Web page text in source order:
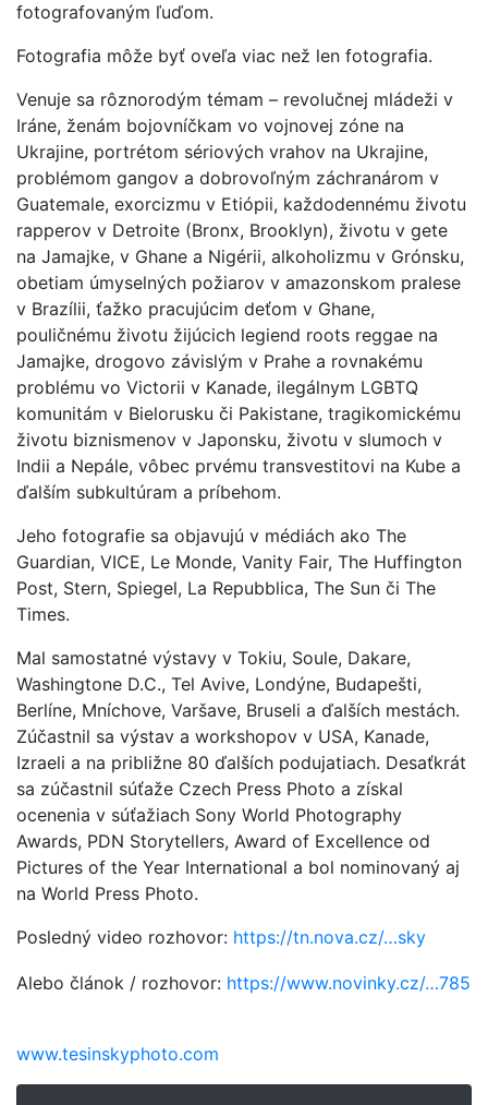
fotografovaným ľuďom.
Fotografia môže byť oveľa viac než len fotografia.
Venuje sa rôznorodým témam – revolučnej mládeži v
Iráne, ženám bojovníčkam vo vojnovej zóne na
Ukrajine, portrétom sériových vrahov na Ukrajine,
problémom gangov a dobrovoľným záchranárom v
Guatemale, exorcizmu v Etiópii, každodennému životu
rapperov v Detroite (Bronx, Brooklyn), životu v gete
na Jamajke, v Ghane a Nigérii, alkoholizmu v Grónsku,
obetiam úmyselných požiarov v amazonskom pralese
v Brazílii, ťažko pracujúcim deťom v Ghane,
pouličnému životu žijúcich legiend roots reggae na
Jamajke, drogovo závislým v Prahe a rovnakému
problému vo Victorii v Kanade, ilegálnym LGBTQ
komunitám v Bielorusku či Pakistane, tragikomickému
životu biznismenov v Japonsku, životu v slumoch v
Indii a Nepále, vôbec prvému transvestitovi na Kube a
ďalším subkultúram a príbehom.
Jeho fotografie sa objavujú v médiách ako The
Guardian, VICE, Le Monde, Vanity Fair, The Huffington
Post, Stern, Spiegel, La Repubblica, The Sun či The
Times.
Mal samostatné výstavy v Tokiu, Soule, Dakare,
Washingtone D.C., Tel Avive, Londýne, Budapešti,
Berlíne, Mníchove, Varšave, Bruseli a ďalších mestách.
Zúčastnil sa výstav a workshopov v USA, Kanade,
Izraeli a na približne 80 ďalších podujatiach. Desaťkrát
sa zúčastnil súťaže Czech Press Photo a získal
ocenenia v súťažiach Sony World Photography
Awards, PDN Storytellers, Award of Excellence od
Pictures of the Year International a bol nominovaný aj
na World Press Photo.
Posledný video rozhovor: https://tn.nova.cz/…sky
Alebo článok / rozhovor: https://www.novinky.cz/…785
www.tesinskyphoto.com